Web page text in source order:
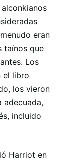
eran
taínos que
Los
el libro
los vieron
adecuada,
incluido
Harriot en